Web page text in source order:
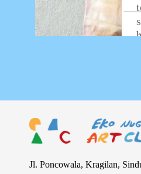
Jl. Poncowala, Kragilan,